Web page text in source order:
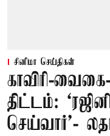
சினிமா செய்திகள்
காவிரி-
திட்டம்:
செய்வார்’-